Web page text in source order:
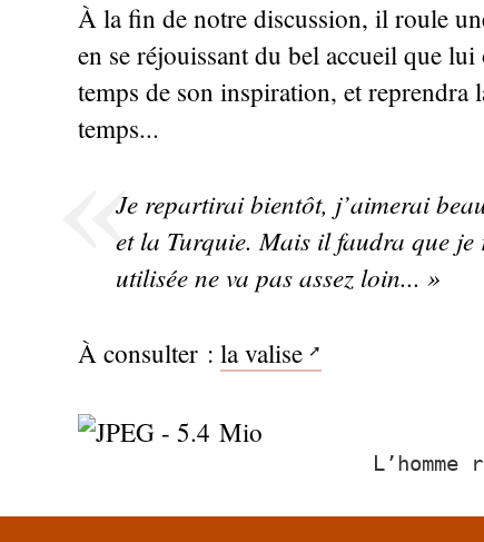
À la fin de notre discussion, il roule
en se réjouissant du bel accueil que
temps de son inspiration, et
temps...
Je repartirai bientôt, j’aimerai
et la Turquie. Mais il faudra que
utilisée ne va pas assez loin... »
À consulter : la valise
L’homme